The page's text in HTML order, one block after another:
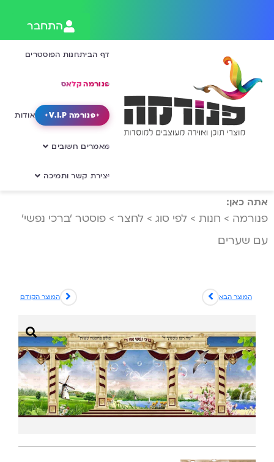
התחבר
דף הביתחנות הפוסטרים
פנורמה קלאס
פנורמה V.I.P אודות
מאמרים חשובים
יצירת קשר ותמיכה
אתה כאן:
פנורמה > חנות > לפי סוג > לחצר > פוסטר ‘ברכי נפשי’
עם שערים
המוצר הקודם המוצר הבא